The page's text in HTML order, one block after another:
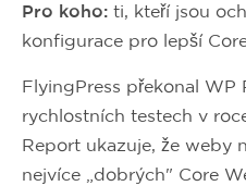
Pro koho: ti, kteří jsou
konfigurace pro lepší
FlyingPress překonal WP
rychlostních testech v
Report ukazuje, že weby
nejvíce „dobrých" Core